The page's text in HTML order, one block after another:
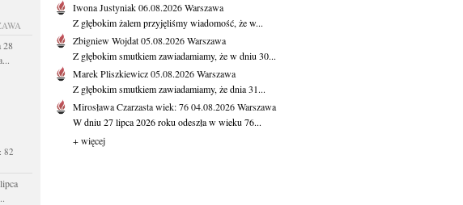
28
82
Iwona Justyniak06.08.2026Warszawa
Z głębokim żalem przyjęliśmy wiadomość, że w...
Zbigniew Wojdat05.08.2026Warszawa
Z głębokim smutkiem zawiadamiamy, że w dniu 30...
Marek Pliszkiewicz05.08.2026Warszawa
Z głębokim smutkiem zawiadamiamy, że dnia 31...
Mirosława Czarzastawiek: 7604.08.2026Warszawa
W dniu 27 lipca 2026 roku odeszła w wieku 76...
+ więcej